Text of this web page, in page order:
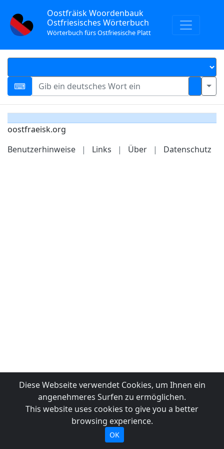
Oostfräisk Woordenbauk
Ostfriesisches Wörterbuch
Wörterbuch fürs Ostfriesische Platt
oostfraeisk.org
Benutzerhinweise
| Links | Über | Datenschutz
Diese Webseite verwendet Cookies, um Ihnen ein
angenehmeres Surfen zu ermöglichen.
This website uses cookies to give you a better
browsing experience.
OK